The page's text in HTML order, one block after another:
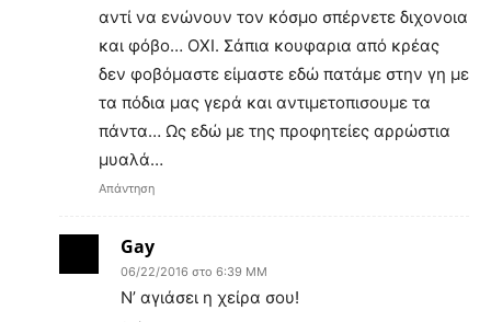
αντί να ενώνουν τον κόσμο σπέρνετε διχονοια
και φόβο… ΟΧΙ. Σάπια κουφαρια από κρέας
δεν φοβόμαστε είμαστε εδώ πατάμε στην γη με
τα πόδια μας γερά και αντιμετοπισουμε τα
πάντα… Ως εδώ με της προφητείες αρρώστια
μυαλά…
Απάντηση
Gay
06/22/2016 στο 6:39 ΜΜ
Ν’ αγιάσει η χείρα σου!